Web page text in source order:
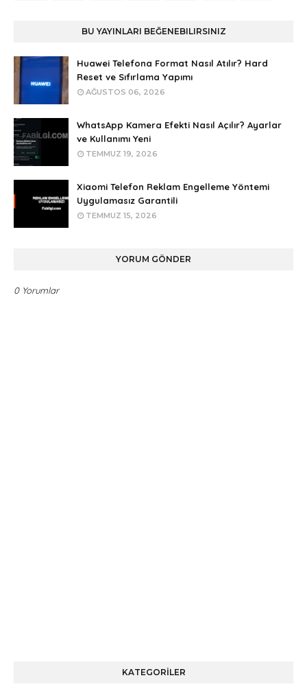
BU YAYINLARI BEĞENEBILIRSINIZ
Huawei Telefona Format Nasıl Atılır? Hard
Reset ve Sıfırlama Yapımı
AĞUSTOS 06, 2026
WhatsApp Kamera Efekti Nasıl Açılır? Ayarlar
ve Kullanımı Yeni
TEMMUZ 19, 2026
Xiaomi Telefon Reklam Engelleme Yöntemi
Uygulamasız Garantili
TEMMUZ 15, 2026
YORUM GÖNDER
0 Yorumlar
KATEGORİLER